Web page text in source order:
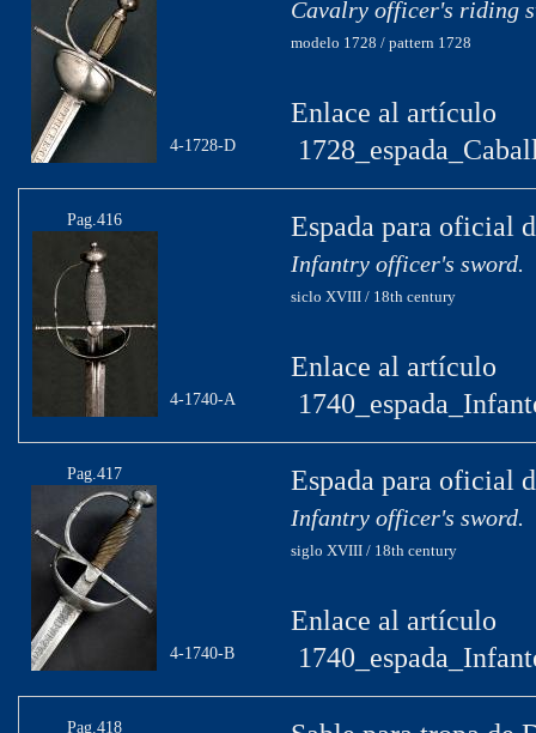
4-1728-D
Cavalry officer's riding
modelo 1728 / pattern 1728
Enlace al artículo
Pag.416
4-1740-A
Espada para oficial
Infantry officer's sword.
siclo XVIII / 18th century
Enlace al artículo
Pag.417
4-1740-B
Espada para oficial
Infantry officer's sword.
siglo XVIII / 18th century
Enlace al artículo
Pag.418